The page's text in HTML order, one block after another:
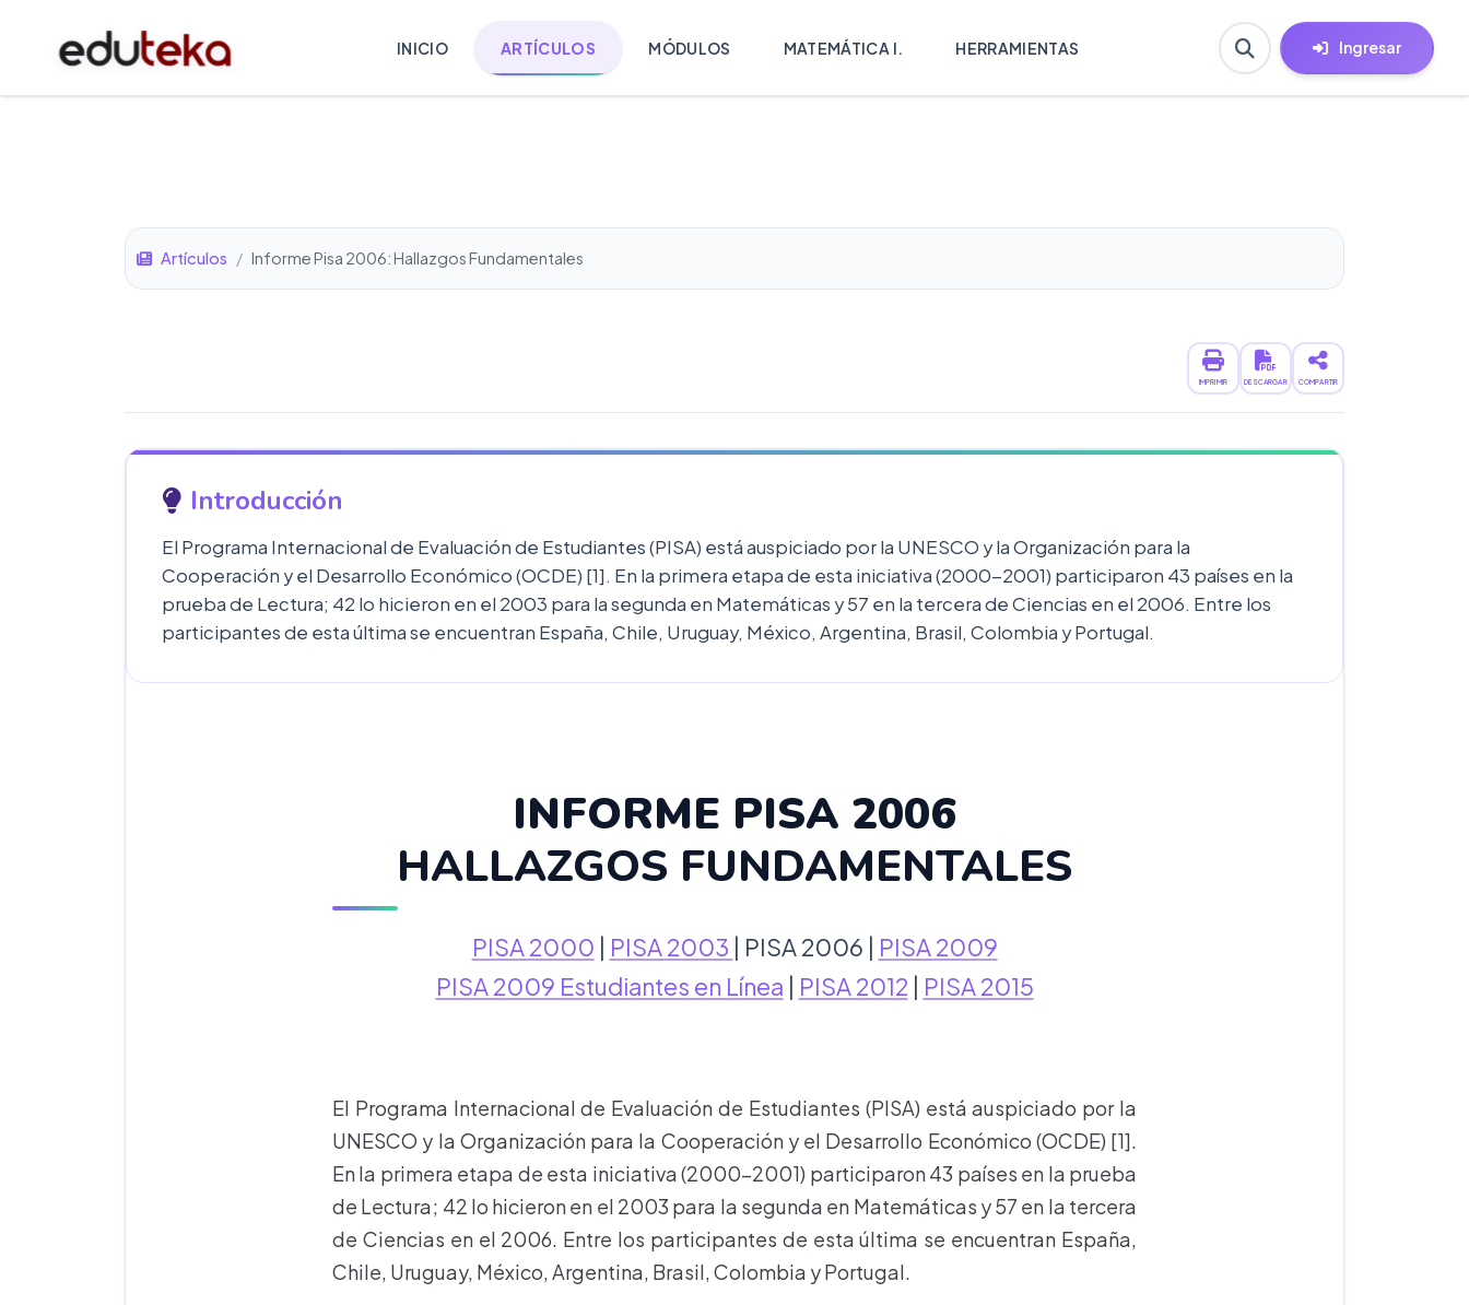
INICIO ARTÍCULOS MÓDULOS MATEMÁTICA I. HERRAMIENTAS Ingresar
Artículos / Informe Pisa 2006: Hallazgos Fundamentales
IMPRIMIR DESCARGAR COMPARTIR
Introducción
El Programa Internacional de Evaluación de Estudiantes (PISA) está auspiciado por la UNESCO y la Organización para la
Cooperación y el Desarrollo Económico (OCDE) [1]. En la primera etapa de esta iniciativa (2000-2001) participaron 43 países en la
prueba de Lectura; 42 lo hicieron en el 2003 para la segunda en Matemáticas y 57 en la tercera de Ciencias en el 2006. Entre los
participantes de esta última se encuentran España, Chile, Uruguay, México, Argentina, Brasil, Colombia y Portugal.
INFORME PISA 2006
HALLAZGOS FUNDAMENTALES
PISA 2000 PISA 2003 | PISA 2006 | PISA 2009
PISA 2009 Estudiantes en Línea
PISA 2012 PISA 2015
El Programa Internacional de Evaluación de Estudiantes (PISA) está auspiciado por la
UNESCO y la Organización para la Cooperación y el Desarrollo Económico (OCDE) [1].
En la primera etapa de esta iniciativa (2000-2001) participaron 43 países en la prueba
de Lectura; 42 lo hicieron en el 2003 para la segunda en Matemáticas y 57 en la tercera
de Ciencias en el 2006. Entre los participantes de esta última se encuentran España,
Chile, Uruguay, México, Argentina, Brasil, Colombia y Portugal.